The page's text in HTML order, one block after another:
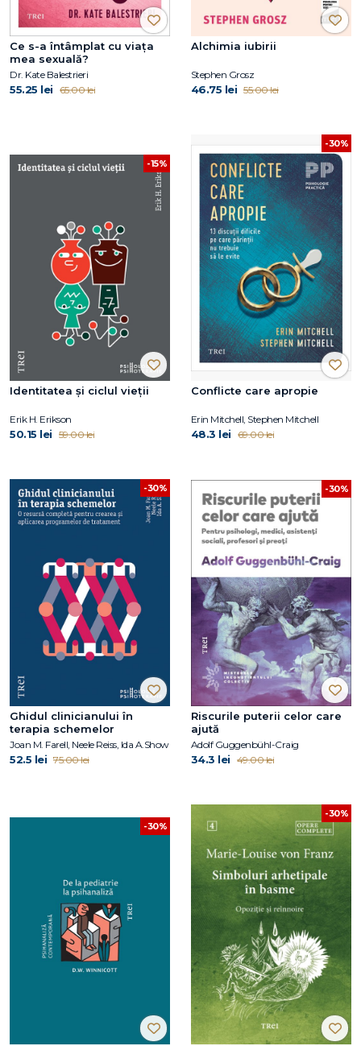
Ce s-a întâmplat cu viața
mea sexuală?
Dr. Kate Balestrieri
55.25 lei 65.00 lei
Alchimia iubirii
Stephen Grosz
46.75 lei 55.00 lei
-15%
Identitatea și ciclul vieții
Erik H. Erikson
50.15 lei 59.00 lei
-30%
Conflicte care apropie
Erin Mitchell, Stephen Mitchell
48.3 lei 69.00 lei
-30%
Ghidul clinicianului în
terapia schemelor
Joan M. Farell, Neele Reiss, Ida A.Show
52.5 lei 75.00 lei
-30%
Riscurile puterii celor care
ajută
Adolf Guggenbühl-Craig
34.3 lei 49.00 lei
-30%
-30%